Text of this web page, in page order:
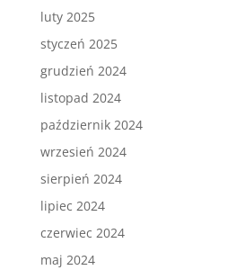
luty 2025
styczeń 2025
grudzień 2024
listopad 2024
październik 2024
wrzesień 2024
sierpień 2024
lipiec 2024
czerwiec 2024
maj 2024